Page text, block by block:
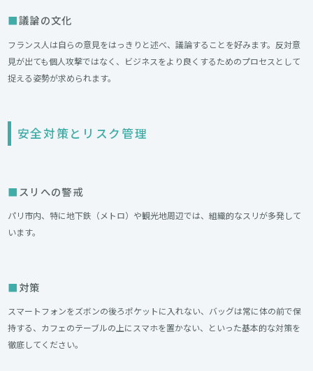
議論の文化
フランス人は自らの意見をはっきりと述べ、議論することを好みます。反対意
見が出ても個人攻撃ではなく、ビジネスをより良くするためのプロセスとして
捉える姿勢が求められます。
安全対策とリスク管理
スリへの警戒
パリ市内、特に地下鉄（メトロ）や観光地周辺では、組織的なスリが多発して
います。
対策
スマートフォンをズボンの後ろポケットに入れない、バッグは常に体の前で保
持する、カフェのテーブルの上にスマホを置かない、といった基本的な対策を
徹底してください。